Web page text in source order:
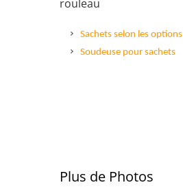
rouleau
Sachets selon les options
Soudeuse pour sachets
Plus de Photos